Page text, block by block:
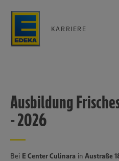
KARRIERE
Ausbildung
- 2026
Bei E Center Culinara in Austraße